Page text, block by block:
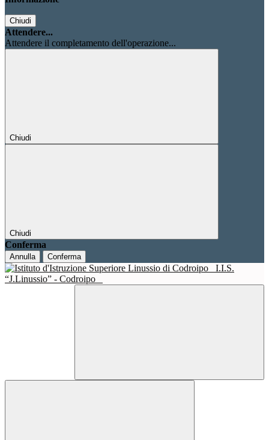
Chiudi
Attendere...
Attendere il completamento dell'operazione...
Chiudi
Chiudi
Conferma
Annulla Conferma
I.I.S.
“J.Linussio” - Codroipo